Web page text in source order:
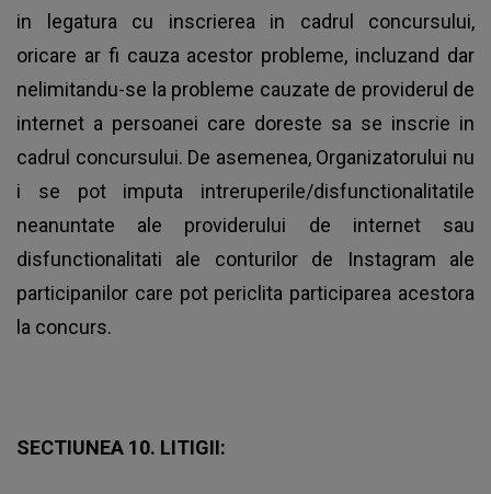
in legatura cu inscrierea in cadrul concursului,
oricare ar fi cauza acestor probleme, incluzand dar
nelimitandu-se la probleme cauzate de providerul de
internet a persoanei care doreste sa se inscrie in
cadrul concursului. De asemenea, Organizatorului nu
i se pot imputa intreruperile/disfunctionalitatile
neanuntate ale providerului de internet sau
disfunctionalitati ale conturilor de Instagram ale
participanilor care pot periclita participarea acestora
la concurs.
SECTIUNEA 10. LITIGII: